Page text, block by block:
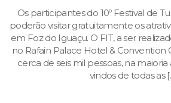
Os participantes do 10º Festival de
poderão visitar gratuitamente os
em Foz do Iguaçu. O FIT, a ser
no Rafain Palace Hotel & Convention
cerca de seis mil pessoas, na
vindos de todas as